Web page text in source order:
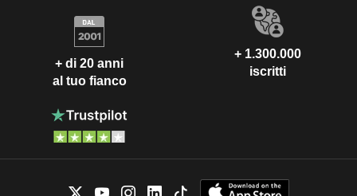
+ di 20 anni
al tuo fianco
+ 1.300.000
iscritti